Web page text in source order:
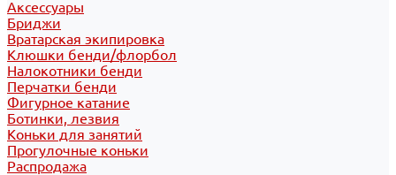
Аксессуары
Бриджи
Вратарская экипировка
Клюшки бенди/флорбол
Налокотники бенди
Перчатки бенди
Фигурное катание
Ботинки, лезвия
Коньки для занятий
Прогулочные коньки
Распродажа